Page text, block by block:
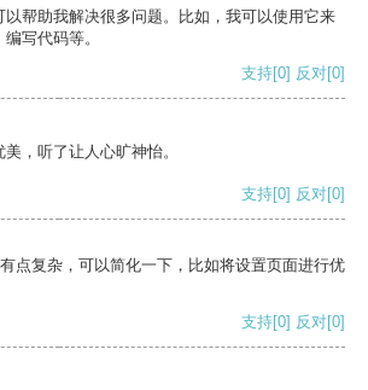
帮助我解决很多问题。比如，我可以使用它来
写代码等。
支持[0] 反对[0]
，听了让人心旷神怡。
支持[0] 反对[0]
点复杂，可以简化一下，比如将设置页面进行优
支持[0] 反对[0]